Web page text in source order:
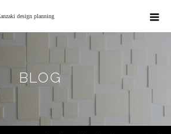
design planning
BLOG